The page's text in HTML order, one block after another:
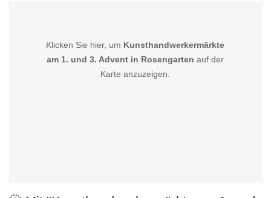
Klicken Sie hier, um Kunsthandwerkermärkte
am 1. und 3. Advent in Rosengarten auf der
Karte anzuzeigen.